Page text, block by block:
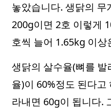
놓았습니다. 생닭의 무
200g이면 2호 이렇게
호씩 늘어 1.65kg 이상
생닭의 살수율(뼈를 발
율)이 60%정도 된다
라내면 60g이 됩니다.